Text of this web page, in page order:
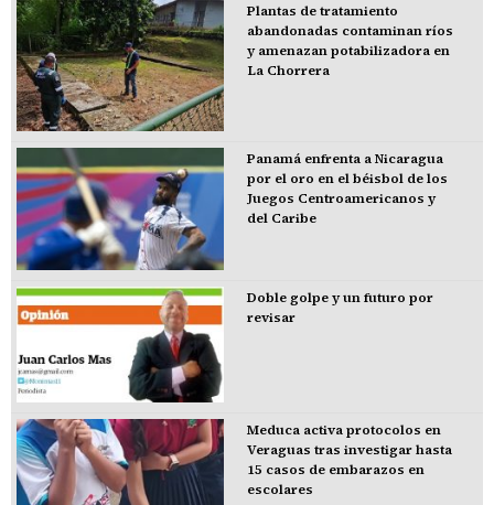
Plantas de tratamiento
abandonadas contaminan ríos
y amenazan potabilizadora en
La Chorrera
Panamá enfrenta a Nicaragua
por el oro en el béisbol de los
Juegos Centroamericanos y
del Caribe
Doble golpe y un futuro por
revisar
Meduca activa protocolos en
Veraguas tras investigar hasta
15 casos de embarazos en
escolares